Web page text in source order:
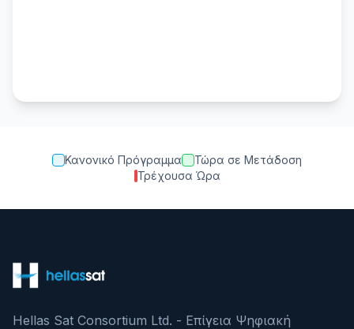
Κανονικό Πρόγραμμα
Τώρα σε Μετάδοση
Τρέχουσα Ώρα
Hellas Sat Consortium Ltd. - Επίγεια Ψηφιακή